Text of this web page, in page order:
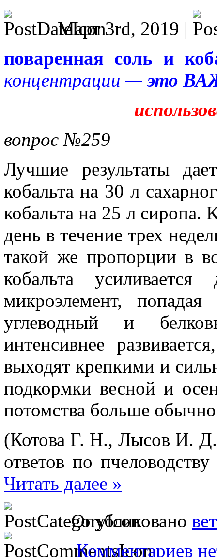
Март 3rd, 2019 |
поваренная соль и
концентрации —это
вопрос №259
Лучшие результаты
кобальта на 30 л
кобальта на 25 л
день в течение трех
такой же пропорции в
кобальта
микроэлемент,
углеводный и
интенсивнее
выходят крепкими и
подкормки весной и
потомства больше
(Котова Г. Н., Лысов И.
ответов по
Читать далее »
Опубликовано
Комментариев